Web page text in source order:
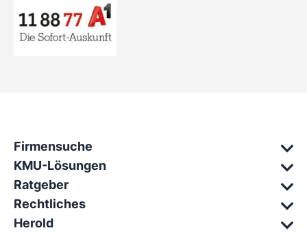
Firmensuche
KMU-Lösungen
Ratgeber
Rechtliches
Herold